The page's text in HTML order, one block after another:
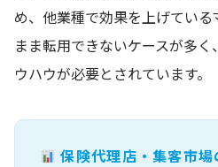
め、他業種で効果を上げてい
まま転用できないケースが多
ウハウが必要とされています。
保険代理店・集客市場